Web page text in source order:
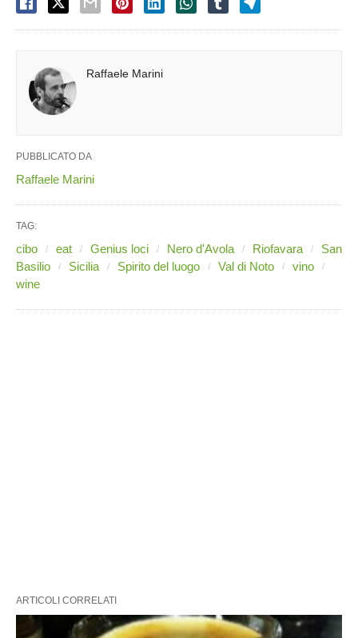
Raffaele Marini
PUBBLICATO DA
Raffaele Marini
TAG:
cibo eat Genius loci Nero d'Avola Riofavara
San
Basilio
Sicilia Spirito del luogo Val di Noto
vino
wine
ARTICOLI CORRELATI